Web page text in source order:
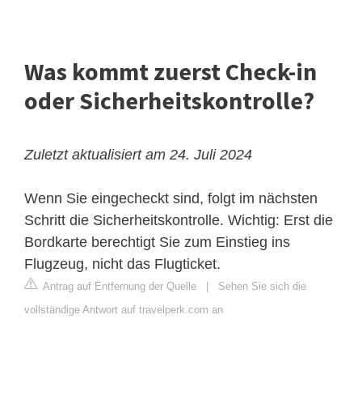
Was kommt zuerst Check-in
oder Sicherheitskontrolle?
Zuletzt aktualisiert am 24. Juli 2024
Wenn Sie eingecheckt sind, folgt im nächsten
Schritt die Sicherheitskontrolle. Wichtig: Erst die
Bordkarte berechtigt Sie zum Einstieg ins
Flugzeug, nicht das Flugticket.
Antrag auf Entfernung der Quelle
Sehen Sie sich die
vollständige Antwort auf travelperk.com an